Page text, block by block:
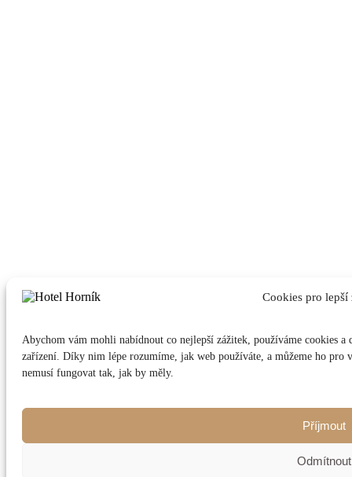
Cookies pro lepší
Abychom vám mohli nabídnout co nejlepší zážitek, používáme cookies
zařízení. Díky nim lépe rozumíme, jak web používáte, a můžeme ho pro
nemusí fungovat tak, jak by měly.
Příjmout
Odmítnout